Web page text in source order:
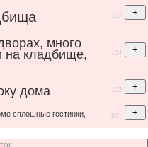
107
много
на кладбище,
104
дома 103
сплошные гостинки, 90